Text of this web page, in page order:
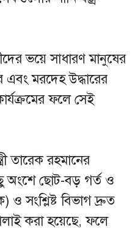
ভয়ে সাধারণ মানুষের
এবং মরদেহ উদ্ধারের
ফলে সেই
তারেক রহমানের
অংশে ছোট-বড় গর্ত ও
সংশ্লিষ্ট বিভাগ দ্রুত
করা হয়েছে, ফলে